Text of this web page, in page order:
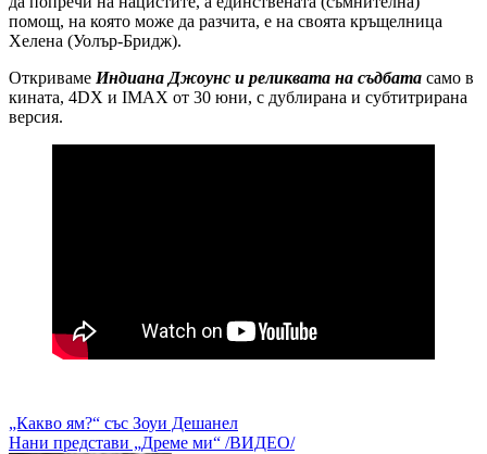
помощ, на която може да разчита, е на своята кръщелница
Хелена (Уолър-Бридж).
Откриваме Индиана Джоунс и реликвата на съдбата само в
кината, 4DX и IMAX от 30 юни, с дублирана и субтитрирана
версия.
Навигация
„Какво ям?“ със Зоуи Дешанел
Нани представи „Дреме ми“ /ВИДЕО/